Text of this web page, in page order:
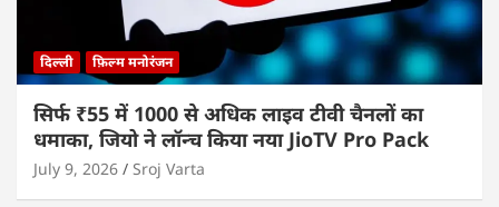
दिल्ली फ़िल्म मनोरंजन
सिर्फ ₹55 में 1000 से अधिक लाइव टीवी चैनलों का
धमाका, जियो ने लॉन्च किया नया JioTV Pro Pack
July 9, 2026 Sroj Varta